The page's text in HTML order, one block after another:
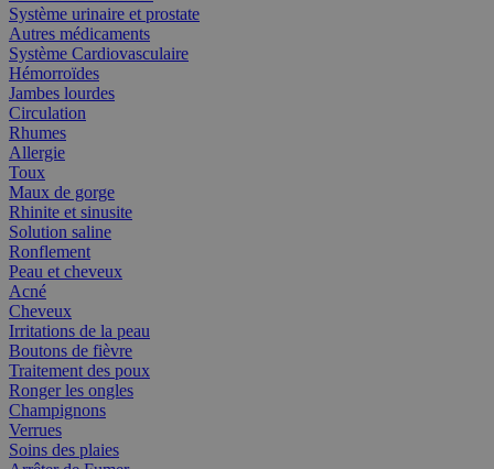
Système urinaire et prostate
Autres médicaments
Système Cardiovasculaire
Hémorroïdes
Jambes lourdes
Circulation
Rhumes
Allergie
Toux
Maux de gorge
Rhinite et sinusite
Solution saline
Ronflement
Peau et cheveux
Acné
Cheveux
Irritations de la peau
Boutons de fièvre
Traitement des poux
Ronger les ongles
Champignons
Verrues
Soins des plaies